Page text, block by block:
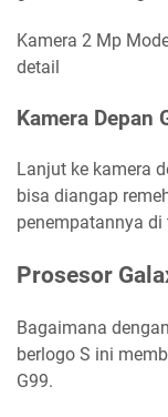
Kamera 2 Mp
detail
Kamera Depan
Lanjut ke kamera
bisa diangap
penempatannya
Prosesor
Bagaimana
berlogo S ini
G99.